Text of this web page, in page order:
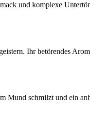
und komplexe
Ihr betörendes
Mund schmilzt und ein